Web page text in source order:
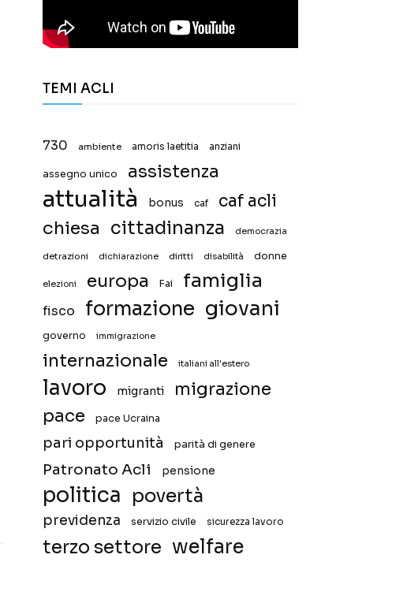
TEMI ACLI
730 ambiente amoris laetitia anziani
assegno unico assistenza
attualità bonus caf caf acli
chiesa cittadinanza democrazia
detrazioni dichiarazione diritti disabilità donne
elezioni europa Fai famiglia
fisco formazione giovani
governo immigrazione
internazionale italiani all'estero
lavoro migranti
migrazione
pace
pace Ucraina
pari opportunità parità di genere
Patronato Acli pensione
politica povertà
previdenza servizio civile sicurezza lavoro
terzo settore welfare